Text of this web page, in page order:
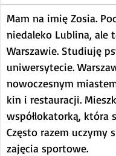
Mam na imię Zosia.
niedaleko Lublina, ale
Warszawie. Studiuję
uniwersytecie.
nowoczesnym
kin i restauracji.
współlokatorką, która
Często razem uczymy
zajęcia sportowe.